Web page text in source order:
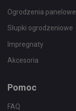
Ogrodzenia panelowe
Słupki ogrodzeniowe
Impregnaty
Akcesoria
Pomoc
FAQ